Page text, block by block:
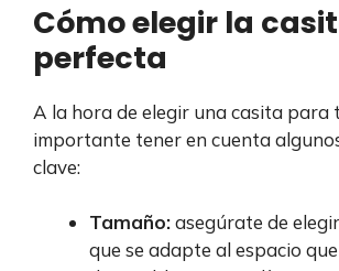
Cómo elegir la
perfecta
A la hora de elegir una casita para
importante tener en cuenta
clave:
Tamaño:asegúrate de
que se adapte al espacio